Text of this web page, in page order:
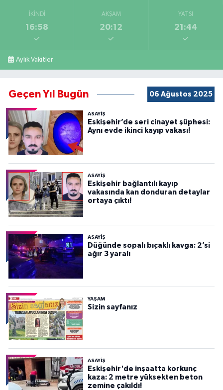
İKINDI
16:58
AKŞAM
20:12
YATSI
21:44
Aylık Vakitler
Geçen Yıl Bugün 06 Ağustos 2025
ASAYİŞ
Eskişehir’de seri cinayet şüphesi:
Aynı evde ikinci kayıp vakası!
ASAYİŞ
Eskişehir bağlantılı kayıp
vakasında kan donduran detaylar
ortaya çıktı!
ASAYİŞ
Düğünde sopalı bıçaklı kavga: 2’si
ağır 3 yaralı
YAŞAM
Sizin sayfanız
ASAYİŞ
Eskişehir'de inşaatta korkunç
kaza: 2 metre yüksekten beton
zemine çakıldı!